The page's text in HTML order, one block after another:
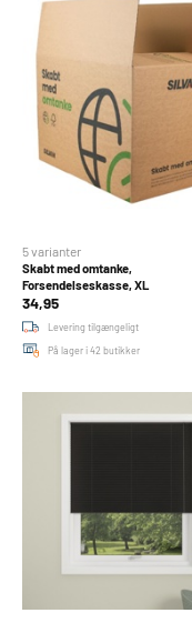
Skabt med omtanke,
Forsendelseskasse, XL
5 varianter
34,95
Levering tilgængeligt
På lager i 42 butikker